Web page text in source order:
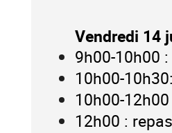
Vendredi 14
9h00-10h00
10h00-
10h00-
12h00 : repas